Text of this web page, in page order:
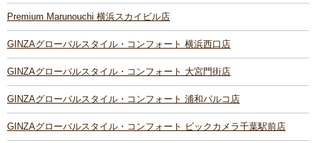
Premium Marunouchi 横浜スカイビル店
GINZAグローバルスタイル・コンフォート 横浜西口店
GINZAグローバルスタイル・コンフォート 大宮門街店
GINZAグローバルスタイル・コンフォート 浦和パルコ店
GINZAグローバルスタイル・コンフォート ビックカメラ千葉駅前店